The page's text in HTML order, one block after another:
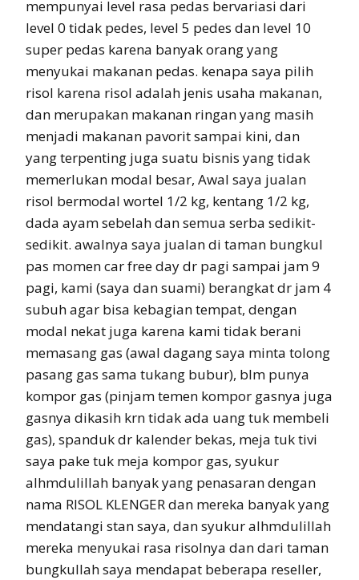
mempunyai level rasa pedas bervariasi dari
level 0 tidak pedes, level 5 pedes dan level 10
super pedas karena banyak orang yang
menyukai makanan pedas. kenapa saya pilih
risol karena risol adalah jenis usaha makanan,
dan merupakan makanan ringan yang masih
menjadi makanan pavorit sampai kini, dan
yang terpenting juga suatu bisnis yang tidak
memerlukan modal besar, Awal saya jualan
risol bermodal wortel 1/2 kg, kentang 1/2 kg,
dada ayam sebelah dan semua serba sedikit-
sedikit. awalnya saya jualan di taman bungkul
pas momen car free day dr pagi sampai jam 9
pagi, kami (saya dan suami) berangkat dr jam 4
subuh agar bisa kebagian tempat, dengan
modal nekat juga karena kami tidak berani
memasang gas (awal dagang saya minta tolong
pasang gas sama tukang bubur), blm punya
kompor gas (pinjam temen kompor gasnya juga
gasnya dikasih krn tidak ada uang tuk membeli
gas), spanduk dr kalender bekas, meja tuk tivi
saya pake tuk meja kompor gas, syukur
alhmdulillah banyak yang penasaran dengan
nama RISOL KLENGER dan mereka banyak yang
mendatangi stan saya, dan syukur alhmdulillah
mereka menyukai rasa risolnya dan dari taman
bungkullah saya mendapat beberapa reseller,